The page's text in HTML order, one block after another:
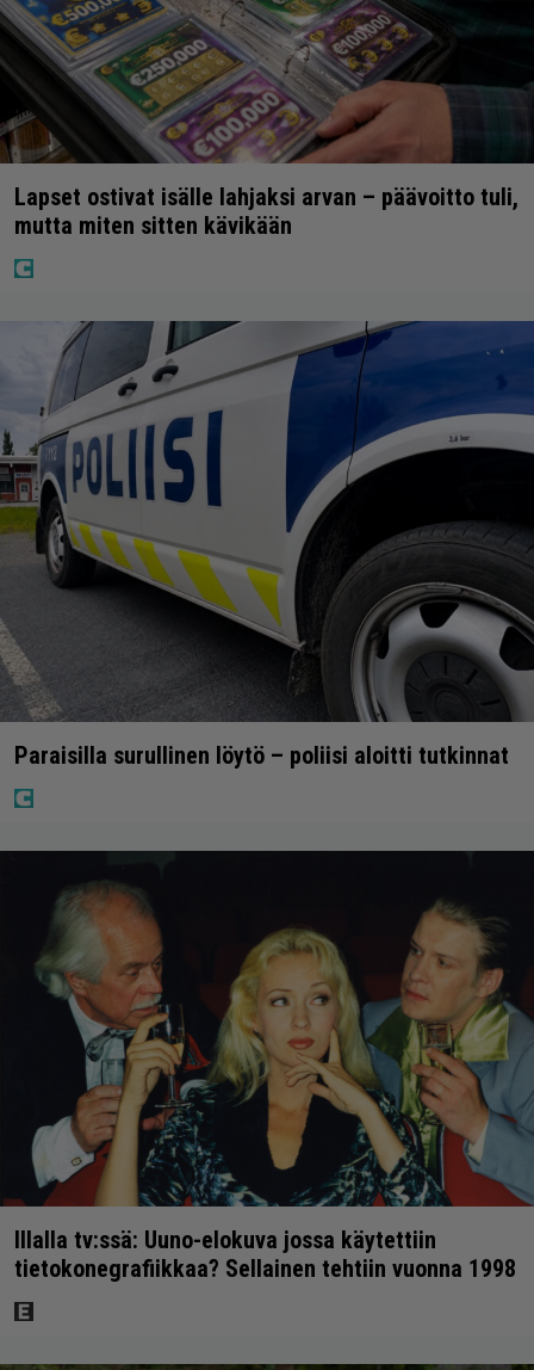
Lapset ostivat isälle lahjaksi arvan – päävoitto tuli,
mutta miten sitten kävikään
Paraisilla surullinen löytö – poliisi aloitti tutkinnat
Illalla tv:ssä: Uuno-elokuva jossa käytettiin
tietokonegrafiikkaa? Sellainen tehtiin vuonna 1998